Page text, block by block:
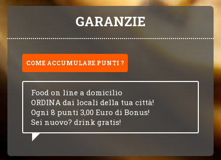
GARANZIE
COME ACCUMULARE PUNTI ?
Food on line a domicilio
ORDINA dai locali della tua città!
Ogni 8 punti 3,00 Euro di Bonus!
Sei nuovo? drink gratis!